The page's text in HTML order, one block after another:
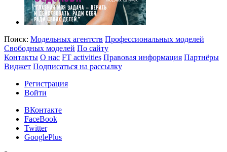
Поиск: Модельных агентств Профессиональных моделей
Свободных моделей По сайту
Контакты О нас FT activities Правовая информация Партнёры
Виджет Подписаться на рассылку
Регистрация
Войти
ВКонтакте
FaceBook
Twitter
GooglePlus